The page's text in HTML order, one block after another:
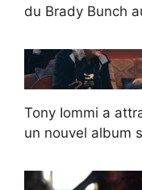
du Brady Bunch
Tony Iommi a
un nouvel album